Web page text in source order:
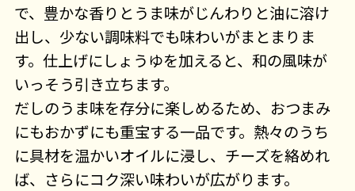
で、豊かな香りとうま味がじんわりと油に溶け
出し、少ない調味料でも味わいがまとまりま
す。仕上げにしょうゆを加えると、和の風味が
いっそう引き立ちます。
だしのうま味を存分に楽しめるため、おつまみ
にもおかずにも重宝する一品です。熱々のうち
に具材を温かいオイルに浸し、チーズを絡めれ
ば、さらにコク深い味わいが広がります。